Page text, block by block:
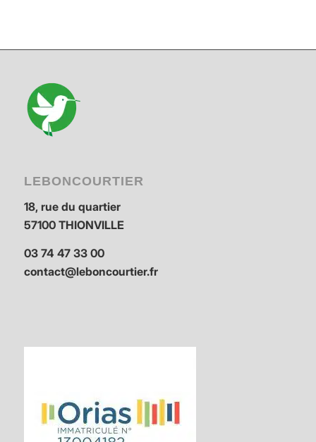
LEBONCOURTIER
18, rue du quartier
57100 THIONVILLE
03 74 47 33 00
contact@leboncourtier.fr